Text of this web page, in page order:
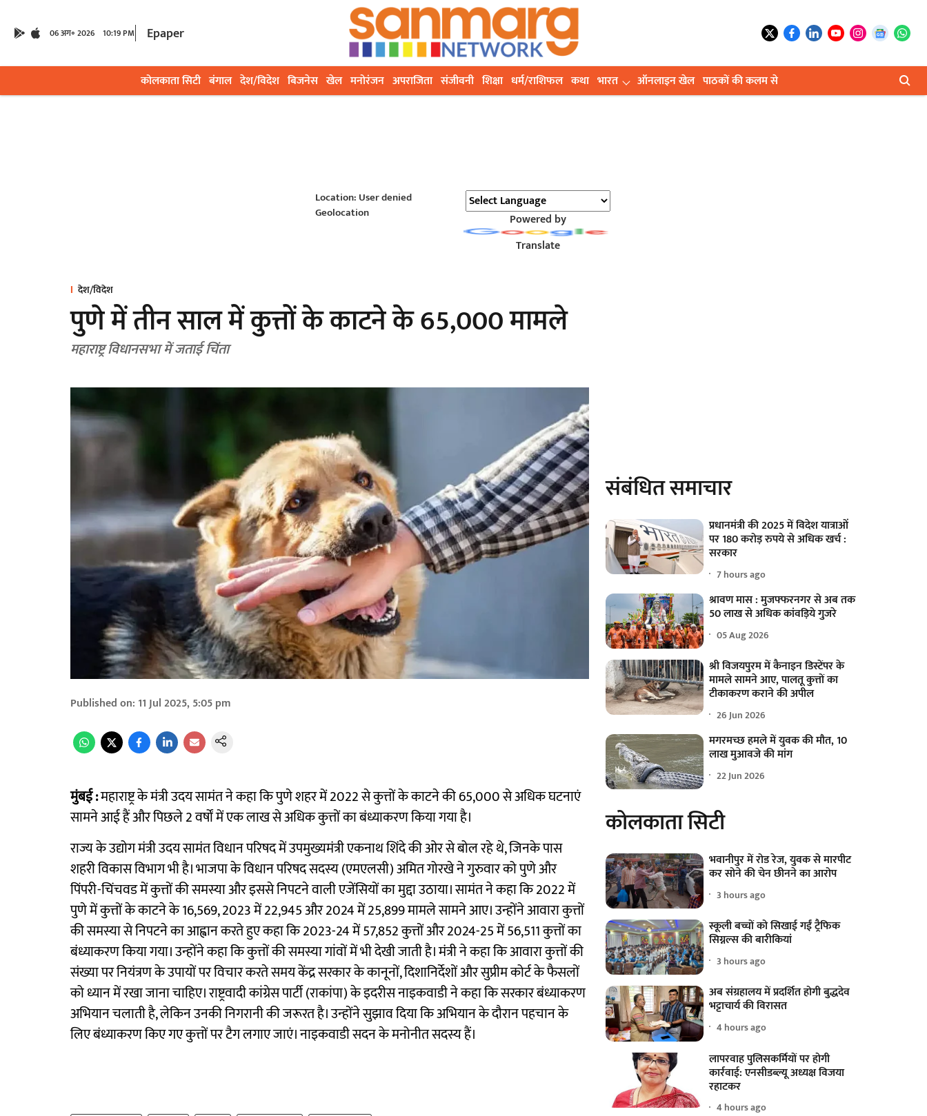
06 अग॰ 2026 10:19 PM Epaper
कोलकाता सिटी बंगाल देश/विदेश बिजनेस खेल मनोरंजन अपराजिता संजीवनी शिक्षा धर्म/राशिफल कथा भारत ऑनलाइन खेल पाठकों की कलम से
Location: User denied
Geolocation
Powered by
Translate
देश/विदेश
पुणे में तीन साल में कुत्तों के काटने के 65,000 मामले
महाराष्ट्र विधानसभा में जताई चिंता
Published on: 11 Jul 2025, 5:05 pm
मुंबई :महाराष्ट्र के मंत्री उदय सामंत ने कहा कि पुणे शहर में 2022 से कुत्तों के काटने की 65,000 से अधिक घटनाएं
सामने आई हैं और पिछले 2 वर्षों में एक लाख से अधिक कुत्तों का बंध्याकरण किया गया है।
राज्य के उद्योग मंत्री उदय सामंत विधान परिषद में उपमुख्यमंत्री एकनाथ शिंदे की ओर से बोल रहे थे, जिनके पास
शहरी विकास विभाग भी है। भाजपा के विधान परिषद सदस्य (एमएलसी) अमित गोरखे ने गुरुवार को पुणे और
पिंपरी-चिंचवड में कुत्तों की समस्या और इससे निपटने वाली एजेंसियों का मुद्दा उठाया। सामंत ने कहा कि 2022 में
पुणे में कुत्तों के काटने के 16,569, 2023 में 22,945 और 2024 में 25,899 मामले सामने आए। उन्होंने आवारा कुत्तों
की समस्या से निपटने का आह्वान करते हुए कहा कि 2023-24 में 57,852 कुत्तों और 2024-25 में 56,511 कुत्तों का
बंध्याकरण किया गया। उन्होंने कहा कि कुत्तों की समस्या गांवों में भी देखी जाती है। मंत्री ने कहा कि आवारा कुत्तों की
संख्या पर नियंत्रण के उपायों पर विचार करते समय केंद्र सरकार के कानूनों, दिशानिर्देशों और सुप्रीम कोर्ट के फैसलों
को ध्यान में रखा जाना चाहिए। राष्ट्रवादी कांग्रेस पार्टी (राकांपा) के इदरीस नाइकवाडी ने कहा कि सरकार बंध्याकरण
अभियान चलाती है, लेकिन उनकी निगरानी की जरूरत है। उन्होंने सुझाव दिया कि अभियान के दौरान पहचान के
लिए बंध्याकरण किए गए कुत्तों पर टैग लगाए जाएं। नाइकवाडी सदन के मनोनीत सदस्य हैं।
संबंधित समाचार
प्रधानमंत्री की 2025 में विदेश यात्राओं
पर 180 करोड़ रुपये से अधिक खर्च :
सरकार
7 hours ago
श्रावण मास : मुजफ्फरनगर से अब तक
50 लाख से अधिक कांवड़िये गुजरे
05 Aug 2026
श्री विजयपुरम में कैनाइन डिस्टेंपर के
मामले सामने आए, पालतू कुत्तों का
टीकाकरण कराने की अपील
26 Jun 2026
मगरमच्छ हमले में युवक की मौत, 10
लाख मुआवजे की मांग
22 Jun 2026
कोलकाता सिटी
भवानीपुर में रोड रेज, युवक से मारपीट
कर सोने की चेन छीनने का आरोप
3 hours ago
स्कूली बच्चों को सिखाई गईं ट्रैफिक
सिग्नल्स की बारीकियां
3 hours ago
अब संग्रहालय में प्रदर्शित होगी बुद्धदेव
भट्टाचार्य की विरासत
4 hours ago
लापरवाह पुलिसकर्मियों पर होगी
कार्रवाई: एनसीडब्ल्यू अध्यक्ष विजया
रहाटकर
4 hours ago